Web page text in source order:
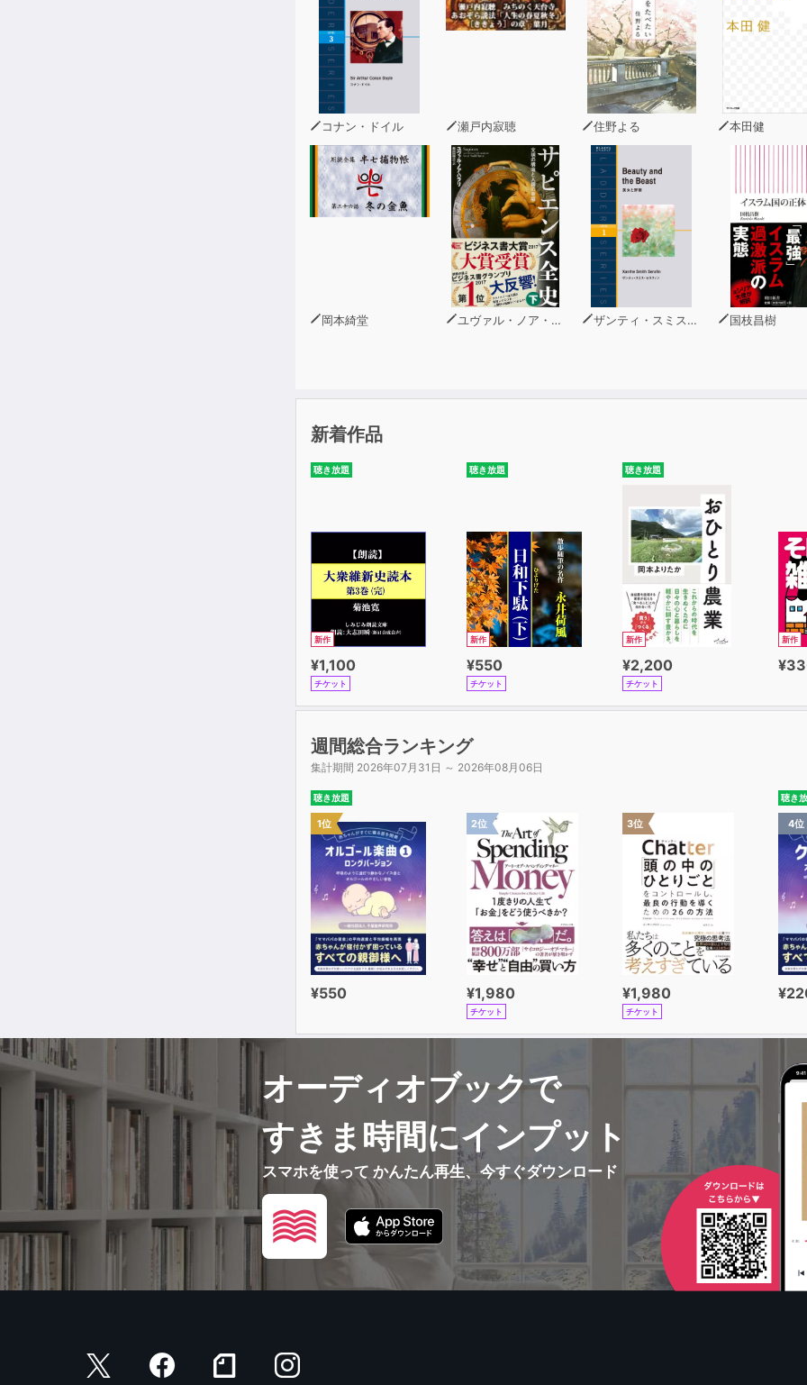
コナン・ドイル 瀬戸内寂聴 住野よる 本田健
岡本綺堂 ユヴァル・ノア・ハラリ ザンティ・スミス・セラフィン 国枝昌樹
新着作品
聴き放題
新作
¥1,100
チケット
聴き放題
新作
¥550
チケット
聴き放題
新作
¥2,200
チケット
新作
週間総合ランキング
集計期間 2026年07月31日 ～ 2026年08月06日
聴き放題
1位
¥550
2位
¥1,980
チケット
3位
¥1,980
チケット
聴き
4位
オーディオブックで
すきま時間にインプット
スマホを使って かんたん再生、今すぐダウンロード